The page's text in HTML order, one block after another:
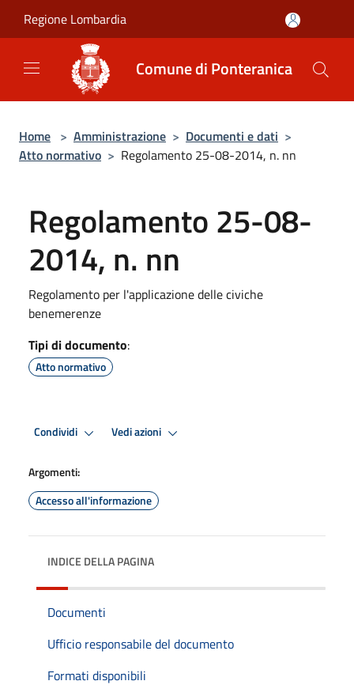
Regione Lombardia
Comune di Ponteranica
Home > Amministrazione > Documenti e dati >
Atto normativo > Regolamento 25-08-2014, n. nn
Regolamento 25-08-
2014, n. nn
Regolamento per l'applicazione delle civiche
benemerenze
Tipi di documento:
Atto normativo
Condividi Vedi azioni
Argomenti:
Accesso all'informazione
INDICE DELLA PAGINA
Documenti
Ufficio responsabile del documento
Formati disponibili